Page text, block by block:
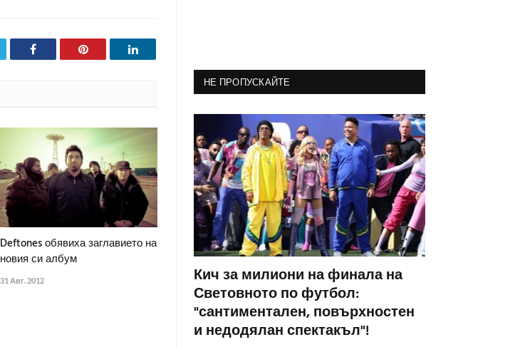
Facebook Pinterest LinkedIn
Deftones обявиха заглавието на
новия си албум
31 Авг. 2012
НЕ ПРОПУСКАЙТЕ
Кич за милиони на финала на
Световното по футбол:
"сантиментален, повърхностен
и недодялан спектакъл"!